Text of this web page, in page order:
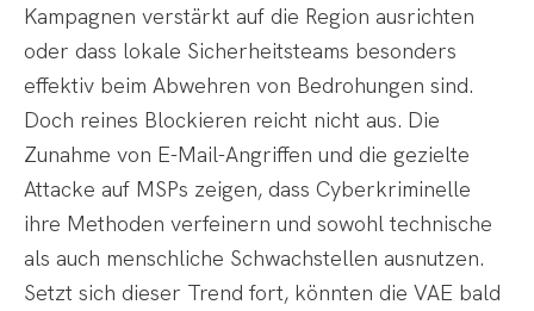
Kampagnen verstärkt auf die Region ausrichten
oder dass lokale Sicherheitsteams besonders
effektiv beim Abwehren von Bedrohungen sind.
Doch reines Blockieren reicht nicht aus. Die
Zunahme von E-Mail-Angriffen und die gezielte
Attacke auf MSPs zeigen, dass Cyberkriminelle
ihre Methoden verfeinern und sowohl technische
als auch menschliche Schwachstellen ausnutzen.
Setzt sich dieser Trend fort, könnten die VAE bald